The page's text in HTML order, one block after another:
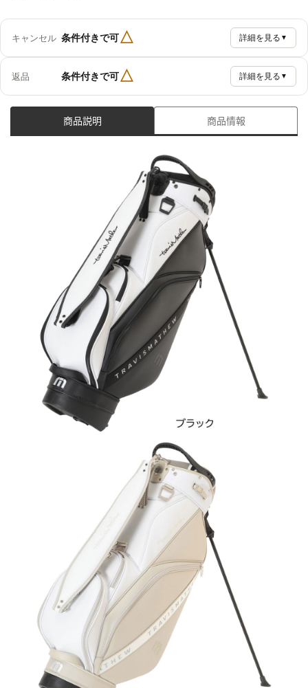
キャンセル 条件付きで可△ 詳細を見る ▼
返品 条件付きで可△ 詳細を見る ▼
商品説明 商品情報